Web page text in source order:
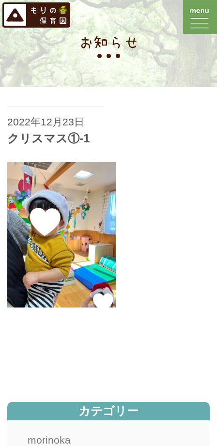
お知らせ
2022年12月23日
クリスマス①-1
カテゴリー
morinoka